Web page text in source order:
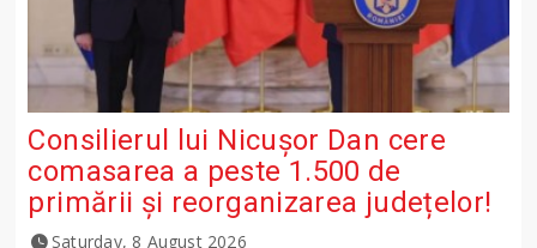
Consilierul lui Nicușor Dan cere
comasarea a peste 1.500 de
primării și reorganizarea județelor!
Saturday, 8 August 2026